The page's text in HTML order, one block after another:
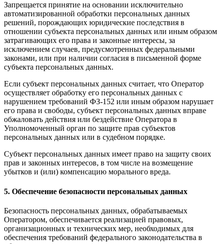
Запрещается принятие на основании исключительно
автоматизированной обработки персональных данных
решений, порождающих юридические последствия в
отношении субъекта персональных данных или иным образом
затрагивающих его права и законные интересы, за
исключением случаев, предусмотренных федеральными
законами, или при наличии согласия в письменной форме
субъекта персональных данных.
Если субъект персональных данных считает, что Оператор
осуществляет обработку его персональных данных с
нарушением требований ФЗ-152 или иным образом нарушает
его права и свободы, субъект персональных данных вправе
обжаловать действия или бездействие Оператора в
Уполномоченный орган по защите прав субъектов
персональных данных или в судебном порядке.
Субъект персональных данных имеет право на защиту своих
прав и законных интересов, в том числе на возмещение
убытков и (или) компенсацию морального вреда.
5. Обеспечение безопасности персональных данных
Безопасность персональных данных, обрабатываемых
Оператором, обеспечивается реализацией правовых,
организационных и технических мер, необходимых для
обеспечения требований федерального законодательства в